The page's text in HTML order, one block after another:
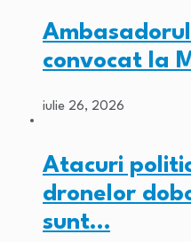
convocat la
iulie 26, 2026
Atacuri
dronelor
sunt…